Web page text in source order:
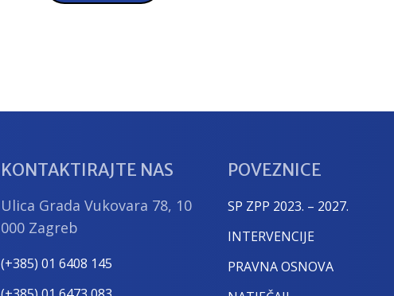
KONTAKTIRAJTE NAS
Ulica Grada Vukovara 78, 10
000 Zagreb
(+385) 01 6408 145
POVEZNICE
SP ZPP 2023. – 2027.
INTERVENCIJE
PRAVNA OSNOVA